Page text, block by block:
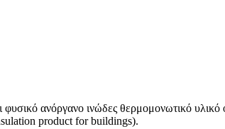
ανόργανο ινώδες θερμομονωτικό υλικό
product for buildings).